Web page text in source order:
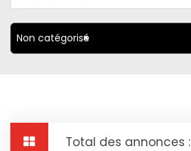
×
Non catégorisé
Total des annonces :